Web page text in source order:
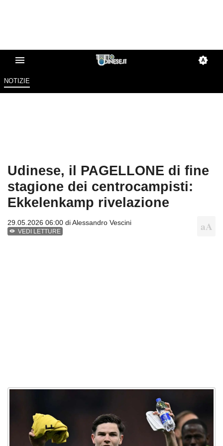
NOTIZIE
Udinese, il PAGELLONE di fine
stagione dei centrocampisti:
Ekkelenkamp rivelazione
29.05.2026 06:00 diAlessandro Vescini
VEDI LETTURE